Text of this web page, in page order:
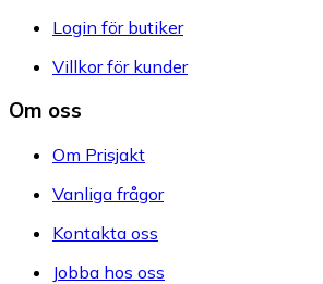
Login för butiker
Villkor för kunder
Om oss
Om Prisjakt
Vanliga frågor
Kontakta oss
Jobba hos oss